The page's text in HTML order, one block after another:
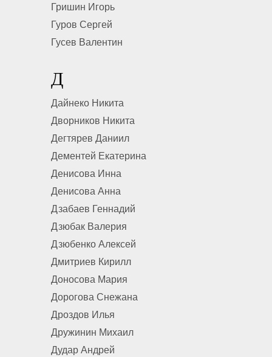
Гришин Игорь
Гуров Сергей
Гусев Валентин
Д
Дайнеко Никита
Дворников Никита
Дегтярев Даниил
Дементей Екатерина
Денисова Инна
Денисова Анна
Дзабаев Геннадий
Дзюбак Валерия
Дзюбенко Алексей
Дмитриев Кирилл
Доносова Мария
Дорогова Снежана
Дроздов Илья
Дружинин Михаил
Дудар Андрей